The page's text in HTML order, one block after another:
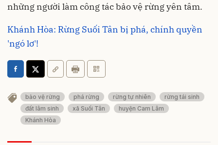
những người làm công tác bảo vệ rừng yên tâm.
Khánh Hòa: Rừng Suối Tân bị phá, chính quyền
'ngó lơ'!
bảo vệ rừng phá rừng rừng tự nhiên
rừng tái sinh
đất lâm sinh
xã Suối Tân
huyện Cam Lâm
Khánh Hòa